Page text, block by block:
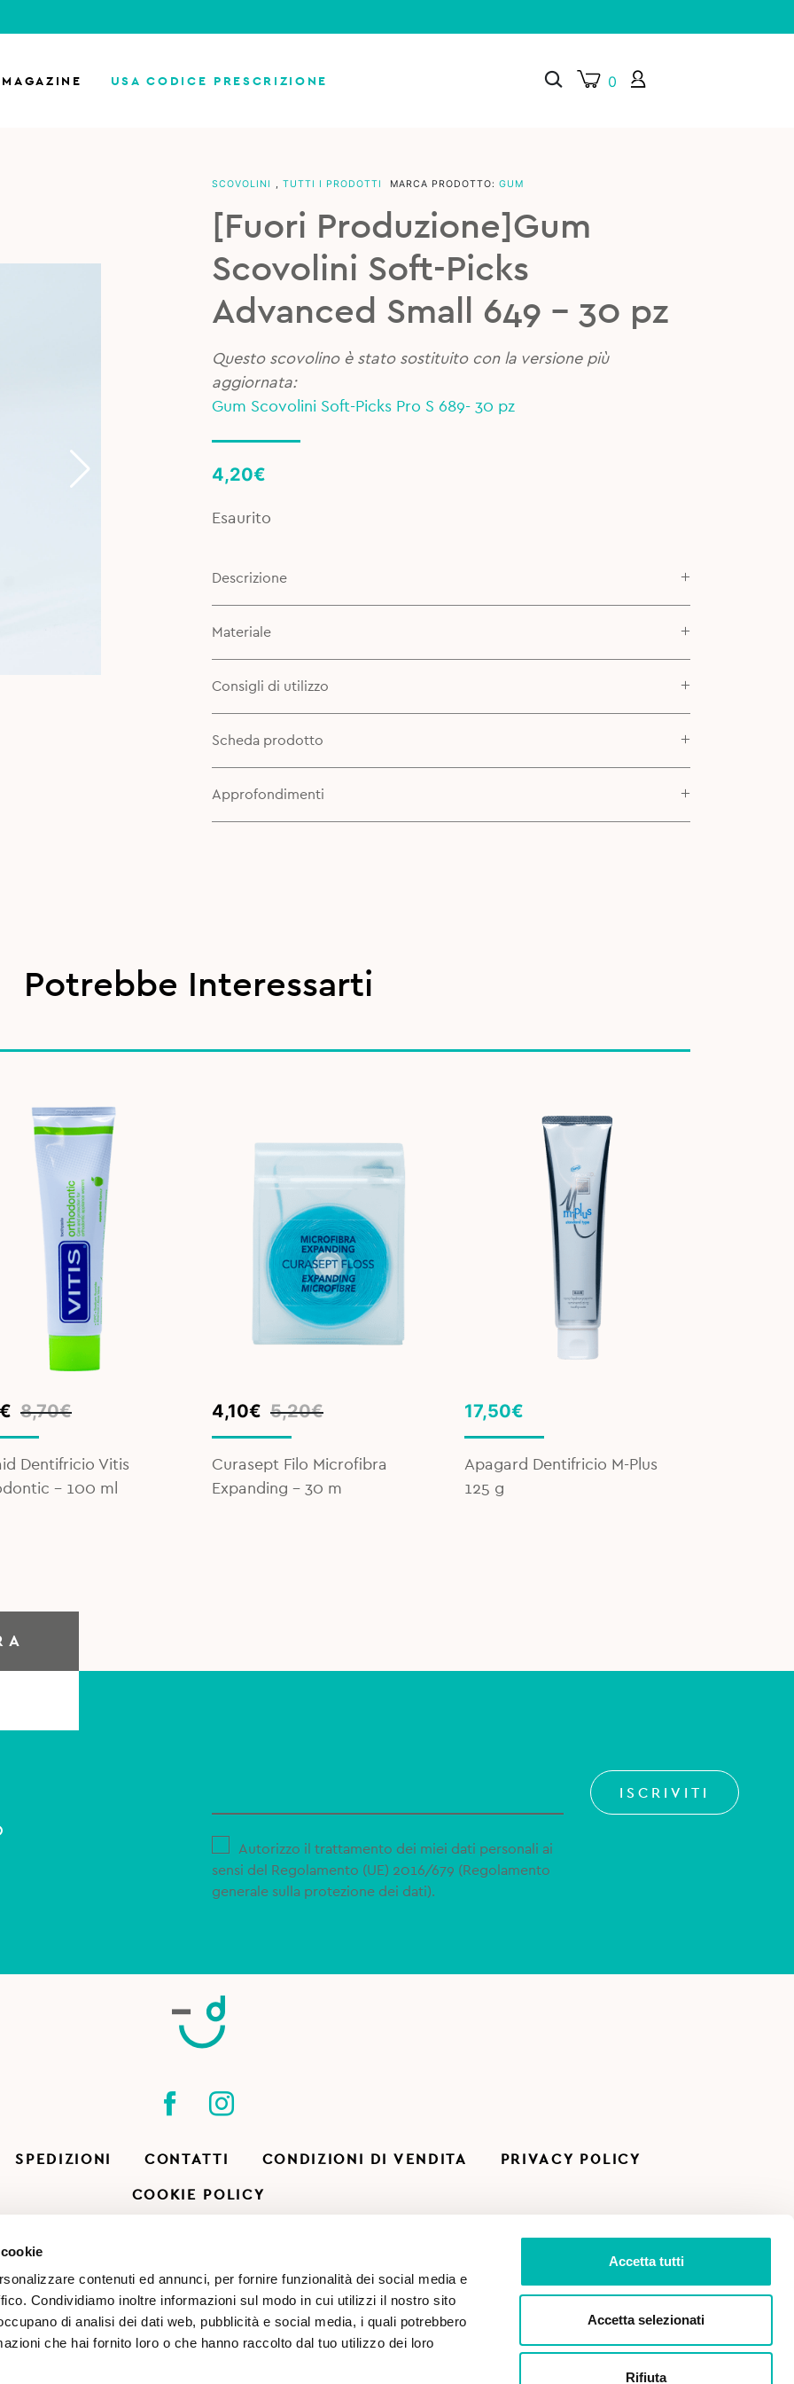
contenuti ed annunci, per fornire funzionalità dei social media e
Condividiamo inoltre informazioni sul modo in cui utilizzi il nostro sito
di analisi dei dati web, pubblicità e social media, i quali potrebbero
che hai fornito loro o che hanno raccolto dal tuo utilizzo dei loro
Accetta tutti
Accetta selezionati
Rifiuta
MAGAZINE USA CODICE PRESCRIZIONE 0
SCOVOLINI , TUTTI I PRODOTTI MARCA PRODOTTO: GUM
[Fuori Produzione]Gum
Scovolini Soft-Picks
Advanced Small 649 – 30 pz
Questo scovolino è stato sostituito con la versione più
aggiornata:
Gum Scovolini Soft-Picks Pro S 689- 30 pz
4,20€
Esaurito
Descrizione
Materiale
Consigli di utilizzo
Scheda prodotto
Approfondimenti
Potrebbe Interessarti
8,70€
€
Dentifricio Vitis
– 100 ml
5,20€
Original
price
5,20€.
4,10€
Current
price
4,10€.
Curasept Filo Microfibra
Expanding – 30 m
17,50€
Apagard Dentifricio M-Plus
125 g
Autorizzo il trattamento dei miei dati personali ai
sensi del Regolamento (UE) 2016/679 (Regolamento
generale sulla protezione dei dati).
ISCRIVITI
SPEDIZIONI CONTATTI CONDIZIONI DI VENDITA PRIVACY POLICY
COOKIE POLICY